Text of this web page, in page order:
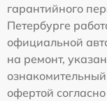
гарантийного
Петербурге
официальной
на ремонт,
офертой